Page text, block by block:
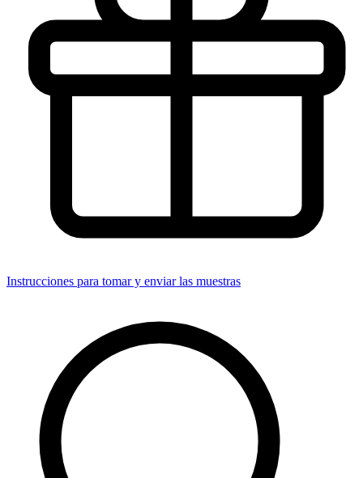
Instrucciones para tomar y enviar las muestras